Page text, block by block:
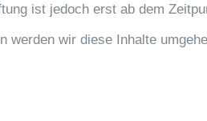
ist jedoch erst ab dem
werden wir diese Inhalte